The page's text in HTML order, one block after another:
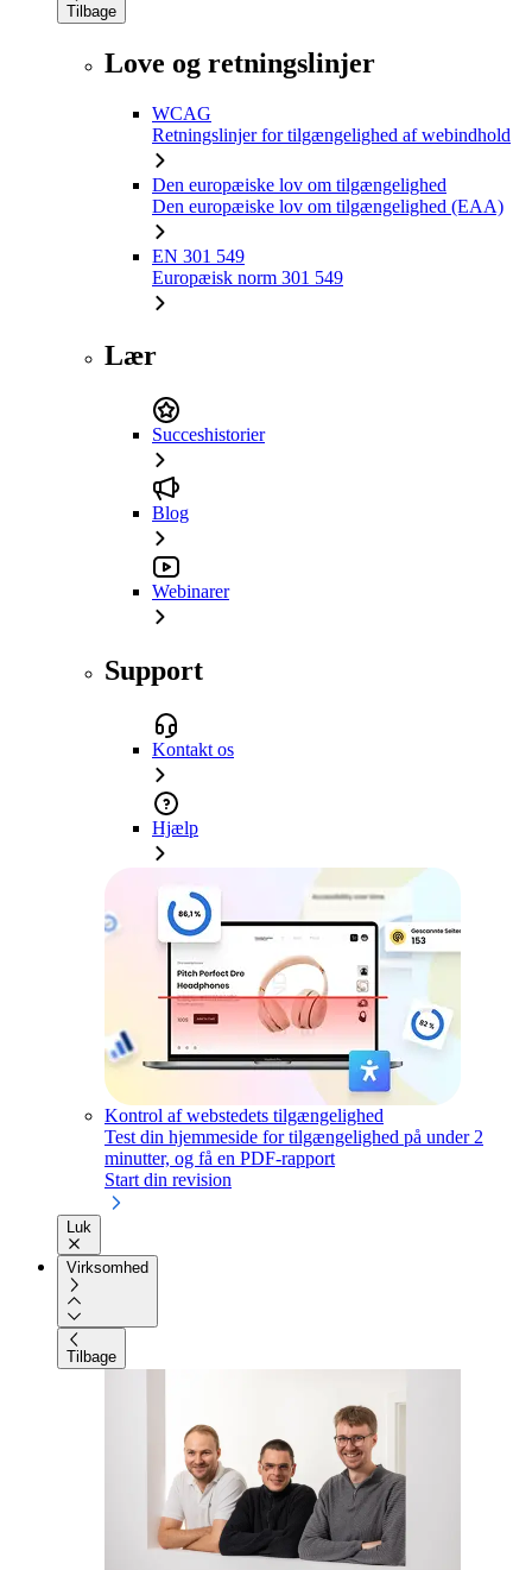
Tilbage
Love og retningslinjer
WCAG
Retningslinjer for tilgængelighed af webindhold
Den europæiske lov om tilgængelighed
Den europæiske lov om tilgængelighed (EAA)
EN 301 549
Europæisk norm 301 549
Lær
Succeshistorier
Blog
Webinarer
Support
Kontakt os
Hjælp
Kontrol af webstedets tilgængelighed
Test din hjemmeside for tilgængelighed på under 2
minutter, og få en PDF-rapport
Start din revision
Luk
Virksomhed
Tilbage